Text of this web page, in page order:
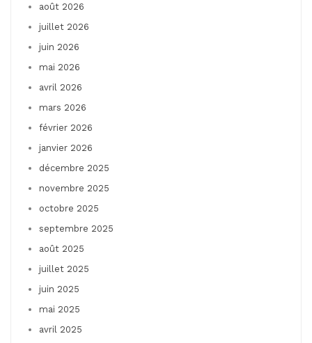
août 2026
juillet 2026
juin 2026
mai 2026
avril 2026
mars 2026
février 2026
janvier 2026
décembre 2025
novembre 2025
octobre 2025
septembre 2025
août 2025
juillet 2025
juin 2025
mai 2025
avril 2025